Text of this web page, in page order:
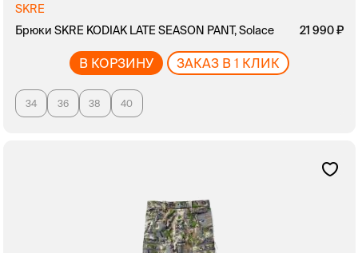
SKRE
Брюки SKRE KODIAK LATE SEASON PANT, Solace
21 990
В КОРЗИНУ ЗАКАЗ В 1 КЛИК
34 36 38 40